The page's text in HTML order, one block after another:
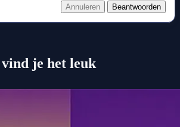
Annuleren Beantwoorden
je het leuk